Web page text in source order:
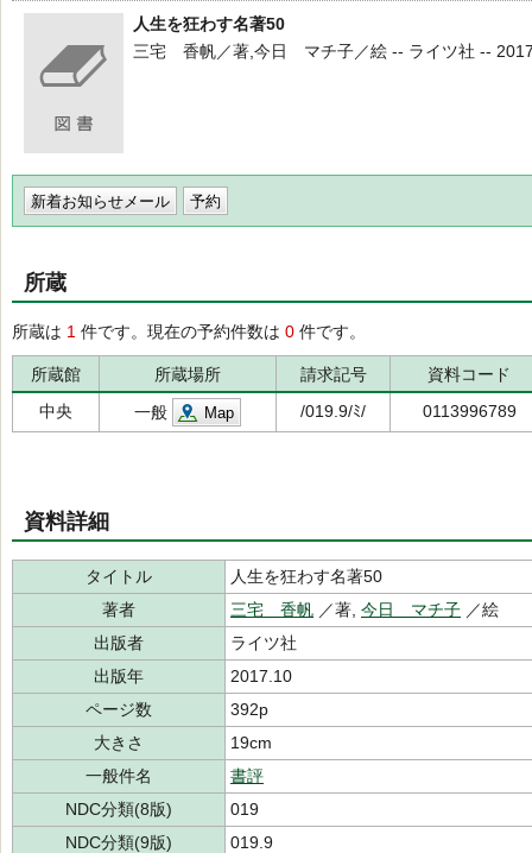
人生を狂わす名著50
三宅 香帆／著,今日 マチ子／絵 -- ライツ社 --
新着お知らせメール
所蔵
所蔵は 1 件です。現在の予約件数は 0 件です。
所蔵館 所蔵場所 請求記号
資料コード
中央
一般 Map /019.9/ﾐ/ 0113996789
資料詳細
タイトル
人生を狂わす名著50
著者
三宅 香帆 ／著, 今日 マチ子 ／絵
出版者
ライツ社
出版年
2017.10
ページ数
392p
大きさ
19cm
一般件名
書評
NDC分類(8版)
019
NDC分類(9版)
019.9